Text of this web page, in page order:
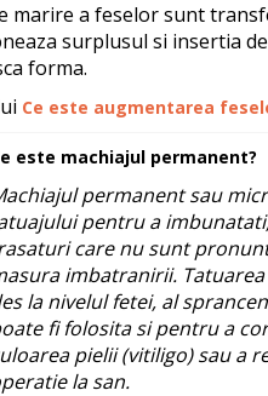
marire a feselor sunt
surplusul si insertia
forma.
Ce este augmentarea
este machiajul permanent?
permanent sau
pentru a
care nu sunt
imbatranirii.
la nivelul fetei, al
fi folosita si pentru a
pielii (vitiligo) sau a
la san.